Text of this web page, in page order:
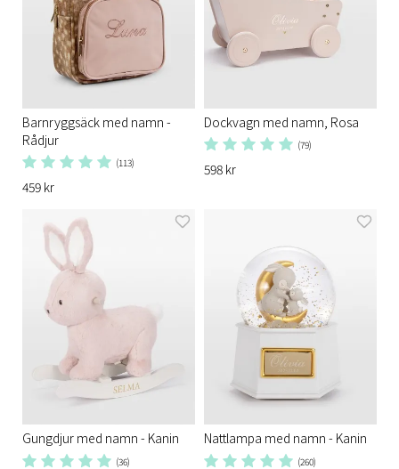
Barnryggsäck med namn -
Rådjur
(113)
459 kr
Dockvagn med namn, Rosa
(79)
598 kr
Gungdjur med namn - Kanin
(36)
Nattlampa med namn - Kanin
(260)